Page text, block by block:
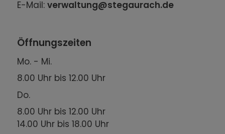
E-Mail:verwaltung@stegaurach.de
Öffnungszeiten
Mo. - Mi.
8.00 Uhr bis 12.00 Uhr
Do.
8.00 Uhr bis 12.00 Uhr
14.00 Uhr bis 18.00 Uhr